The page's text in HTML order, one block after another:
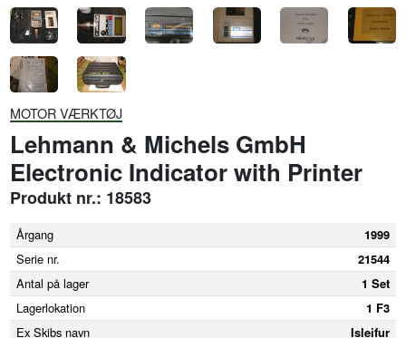
MOTOR VÆRKTØJ
Lehmann & Michels GmbH
Electronic Indicator with Printer
Produkt nr.: 18583
Årgang
1999
Serie nr.
21544
Antal på lager
1 Set
Lagerlokation
1 F3
Ex Skibs navn
Isleifur